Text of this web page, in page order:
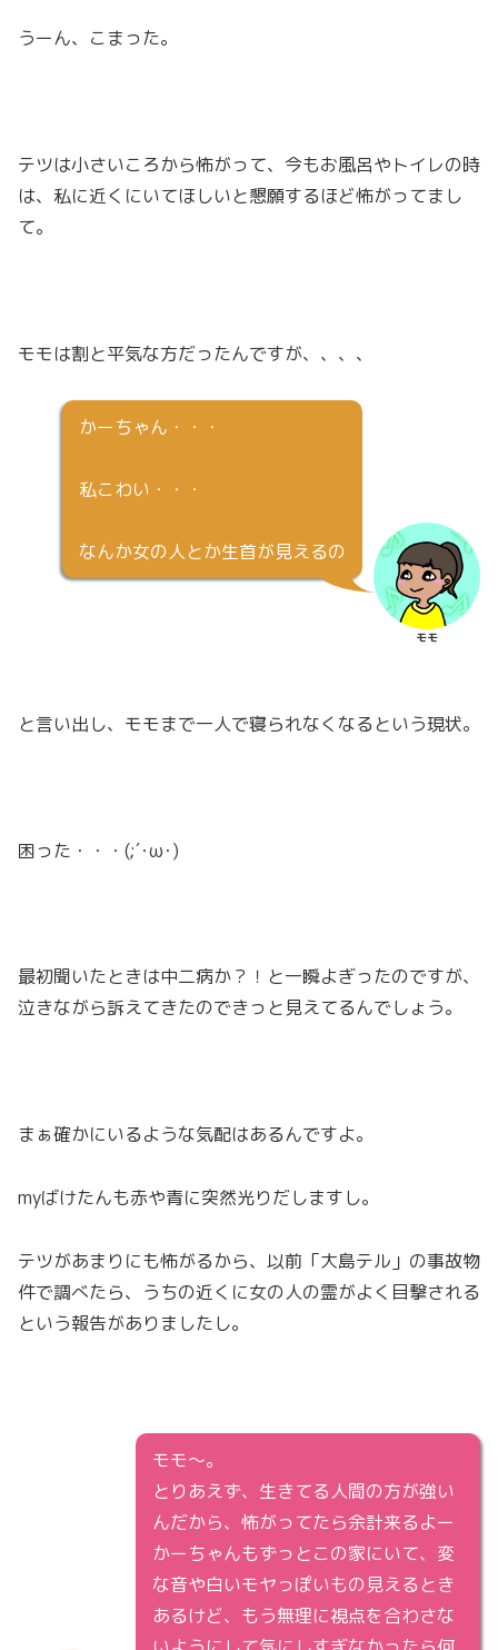
うーん、こまった。
テツは小さいころから怖がって、今もお風呂やトイレの時
は、私に近くにいてほしいと懇願するほど怖がってまし
て。
モモは割と平気な方だったんですが、、、、
かーちゃん・・・
私こわい・・・
なんか女の人とか生首が見えるの
モモ
と言い出し、モモまで一人で寝られなくなるという現状。
困った・・・(;´･ω･)
最初聞いたときは中二病か？！と一瞬よぎったのですが、
泣きながら訴えてきたのできっと見えてるんでしょう。
まぁ確かにいるような気配はあるんですよ。
myばけたんも赤や青に突然光りだしますし。
テツがあまりにも怖がるから、以前「大島テル」の事故物
件で調べたら、うちの近くに女の人の霊がよく目撃される
という報告がありましたし。
モモ～。
とりあえず、生きてる人間の方が強い
んだから、怖がってたら余計来るよー
かーちゃんもずっとこの家にいて、変
な音や白いモヤっぽいもの見えるとき
あるけど、もう無理に視点を合わさな